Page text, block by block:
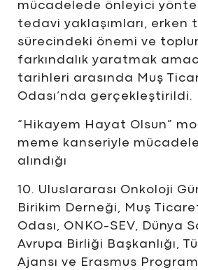
mücadelede önleyici
tedavi yaklaşımları, erken
sürecindeki önemi ve
farkındalık yaratmak
tarihleri arasında Muş
Odası’nda gerçekleştirildi.
“Hikayem Hayat Olsun”
meme kanseriyle
alındığı
10. Uluslararası Onkoloji
Birikim Derneği, Muş
Odası, ONKO-SEV, Dünya
Avrupa Birliği Başkanlığı,
Ajansı ve Erasmus